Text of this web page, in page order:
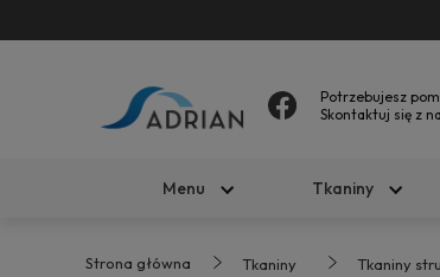
Potrzebujesz
Skontaktuj się z
Menu Tkaniny
Strona główna Tkaniny Tkaniny